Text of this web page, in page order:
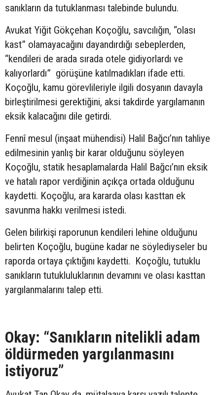
sanıkların da tutuklanması talebinde bulundu.
Avukat Yiğit Gökçehan Koçoğlu, savcılığın, “olası
kast” olamayacağını dayandırdığı sebeplerden,
“kendileri de arada sırada otele gidiyorlardı ve
kalıyorlardı” görüşüne katılmadıkları ifade etti.
Koçoğlu, kamu görevlileriyle ilgili dosyanın davayla
birleştirilmesi gerektiğini, aksi takdirde yargılamanın
eksik kalacağını dile getirdi.
Fennî mesul (inşaat mühendisi) Halil Bağcı’nın tahliye
edilmesinin yanlış bir karar olduğunu söyleyen
Koçoğlu, statik hesaplamalarda Halil Bağcı’nın eksik
ve hatalı rapor verdiğinin açıkça ortada olduğunu
kaydetti. Koçoğlu, ara kararda olası kasttan ek
savunma hakkı verilmesi istedi.
Gelen bilirkişi raporunun kendileri lehine olduğunu
belirten Koçoğlu, bugüne kadar ne söylediyseler bu
raporda ortaya çıktığını kaydetti. Koçoğlu, tutuklu
sanıkların tutukluluklarının devamını ve olası kasttan
yargılanmalarını talep etti.
Okay: “Sanıkların nitelikli adam
öldürmeden yargılanmasını
istiyoruz”